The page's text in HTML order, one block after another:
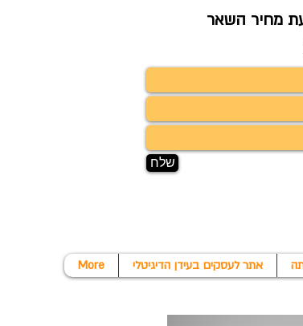
מחיר השאר
שלח
אתר לעסקים בעידן הדיגיטלי More